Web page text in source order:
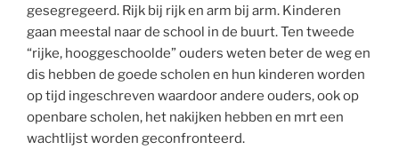
gesegregeerd. Rijk bij rijk en arm bij arm. Kinderen
gaan meestal naar de school in de buurt. Ten tweede
“rijke, hooggeschoolde” ouders weten beter de weg en
dis hebben de goede scholen en hun kinderen worden
op tijd ingeschreven waardoor andere ouders, ook op
openbare scholen, het nakijken hebben en mrt een
wachtlijst worden geconfronteerd.